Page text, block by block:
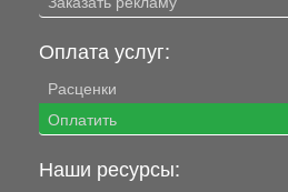
Оплата услуг:
Расценки
Оплатить
Наши ресурсы: